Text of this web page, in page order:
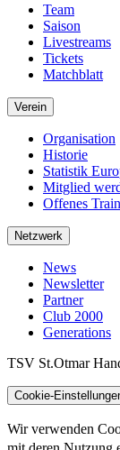
Team
Saison
Livestreams
Tickets
Matchblatt
Verein
Organisation
Historie
Statistik
Mitglied
Offenes
Netzwerk
News
Newsletter
Partner
Club 2000
Generations
TSV St.Otmar
Cookie-
Wir verwenden